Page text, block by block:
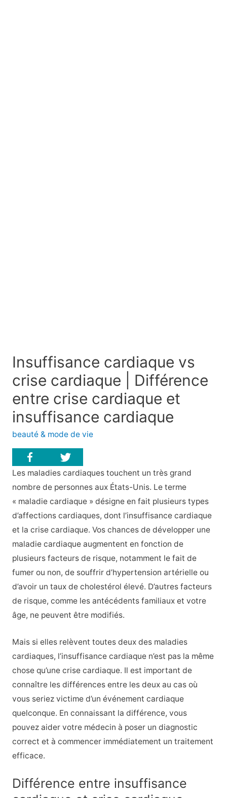
Insuffisance cardiaque vs
crise cardiaque | Différence
entre crise cardiaque et
insuffisance cardiaque
beauté & mode de vie
Les maladies cardiaques touchent un très grand
nombre de personnes aux États-Unis. Le terme
« maladie cardiaque » désigne en fait plusieurs types
d’affections cardiaques, dont l’insuffisance cardiaque
et la crise cardiaque. Vos chances de développer une
maladie cardiaque augmentent en fonction de
plusieurs facteurs de risque, notamment le fait de
fumer ou non, de souffrir d’hypertension artérielle ou
d’avoir un taux de cholestérol élevé. D’autres facteurs
de risque, comme les antécédents familiaux et votre
âge, ne peuvent être modifiés.
Mais si elles relèvent toutes deux des maladies
cardiaques, l’insuffisance cardiaque n’est pas la même
chose qu’une crise cardiaque. Il est important de
connaître les différences entre les deux au cas où
vous seriez victime d’un événement cardiaque
quelconque. En connaissant la différence, vous
pouvez aider votre médecin à poser un diagnostic
correct et à commencer immédiatement un traitement
efficace.
Différence entre insuffisance